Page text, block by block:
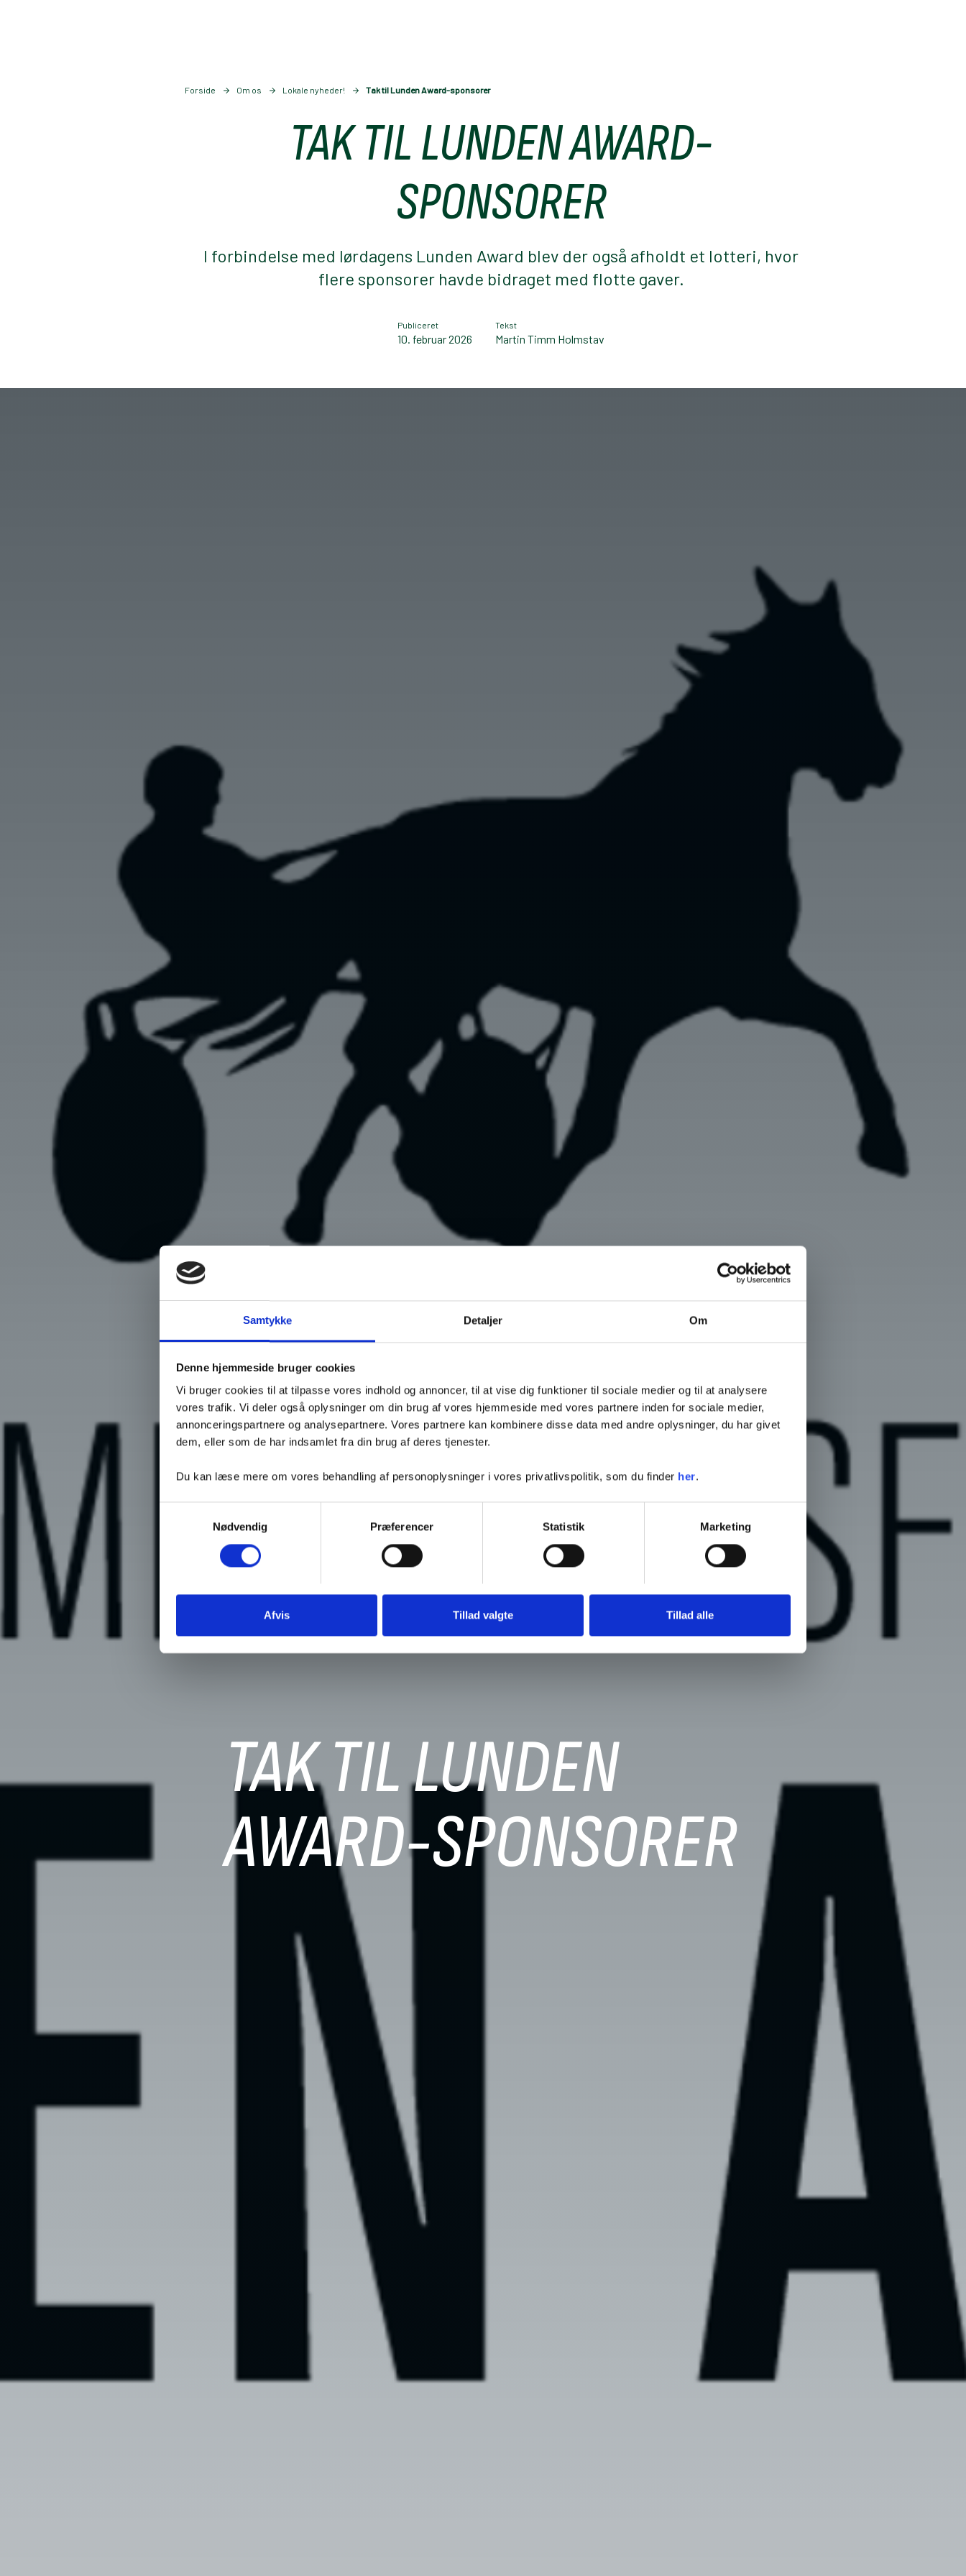
Samtykke Detaljer Om
Denne hjemmeside bruger cookies
Vi bruger cookies til at tilpasse vores indhold og annoncer, til at vise dig funktioner til sociale medier og til at analysere
vores trafik. Vi deler også oplysninger om din brug af vores hjemmeside med vores partnere inden for sociale medier,
annonceringspartnere og analysepartnere. Vores partnere kan kombinere disse data med andre oplysninger, du har givet
dem, eller som de har indsamlet fra din brug af deres tjenester.
Du kan læse mere om vores behandling af personoplysninger i vores privatlivspolitik, som du finder her.
Nødvendig
Præferencer Statistik Marketing
Afvis Tillad valgte Tillad alle
Forside Om os Lokale nyheder! Tak til Lunden Award-sponsorer
TAK TIL LUNDEN AWARD-
SPONSORER
I forbindelse med lørdagens Lunden Award blev der også afholdt et lotteri, hvor
flere sponsorer havde bidraget med flotte gaver.
Publiceret
10. februar 2026
Tekst
Martin Timm Holmstav
TAK TIL LUNDEN
AWARD-SPONSORER